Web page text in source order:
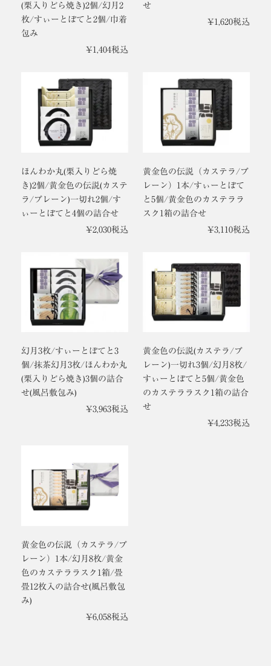
(栗入りどら焼き)2個/幻月2
枚/すぃーとぽてと2個/巾着
包み
¥1,404税込
せ
¥1,620税込
ほんわか丸(栗入りどら焼
き)2個/黄金色の伝説(カステ
ラ/プレーン)一切れ2個/す
ぃーとぽてと4個の詰合せ
¥2,030税込
黄金色の伝説（カステラ/プ
レーン）1本/すぃーとぽて
と5個/黄金色のカステララ
スク1箱の詰合せ
¥3,110税込
幻月3枚/すぃーとぽてと3
個/抹茶幻月3枚/ほんわか丸
(栗入りどら焼き)3個の詰合
せ(風呂敷包み)
¥3,963税込
黄金色の伝説(カステラ/プ
レーン)一切れ3個/幻月8枚/
すぃーとぽてと5個/黄金色
のカステララスク1箱の詰合
せ
¥4,233税込
黄金色の伝説（カステラ/プ
レーン）1本/幻月8枚/黄金
色のカステララスク1箱/畳
畳12枚入の詰合せ(風呂敷包
み)
¥6,058税込